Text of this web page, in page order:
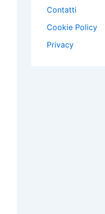
Contatti
Cookie Policy
Privacy